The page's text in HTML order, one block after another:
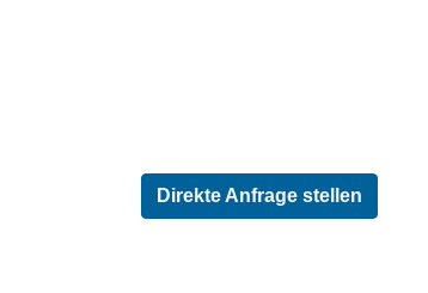
Direkte Anfrage stellen